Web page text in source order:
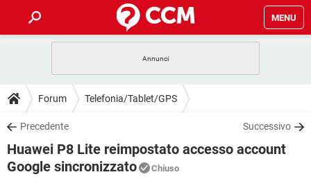
MENU
INTRATTENIMENTO ANDROID
iOS
INSTAGRAM WHATSAPP
TIKTOK FACEBOOK
GUIDE
COVID-19 GAMING
iOS
DOWNLOAD
COVID-19 GAMING
INTRATTENIMENTO ANDROID
FORUM
Forum Telefonia/Tablet/GPS
Precedente Successivo
Huawei P8 Lite reimpostato accesso account
Google sincronizzato
Chiuso